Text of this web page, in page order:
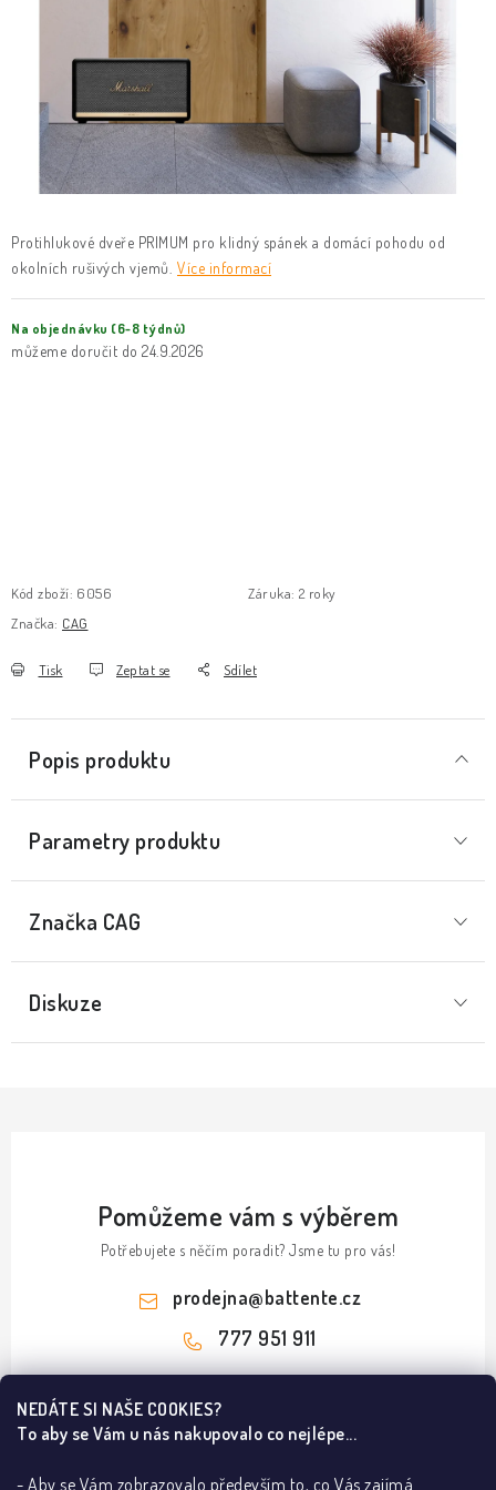
NEDÁTE SI NAŠE COOKIES?
To aby se Vám u nás nakupovalo co nejlépe...
- Aby se Vám zobrazovalo především to, co Vás zajímá.
REALIZACE Kontakty
Proč s námi
Vrácení, výměna zboží
Obchodní podmínky
Reklamační řád
Posuzování Jakosti
GDPR FAQ
Protihlukové dveře PRIMUM pro klidný spánek a domácí pohodu od
okolních rušivých vjemů. Více informací
Na objednávku (6-8 týdnů)
24.9.2026
Kód zboží: 6056 Záruka: 2 roky
Značka: CAG
Tisk Zeptat se Sdílet
Popis produktu
Parametry produktu
Značka CAG
Diskuze
Pomůžeme vám s výběrem
Potřebujete s něčím poradit? Jsme tu pro vás!
prodejna@battente.cz
777 951 911
Z
Informace pro vás
B2B